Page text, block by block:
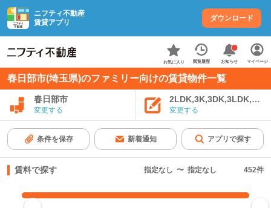
ニフティ不動産
賃貸アプリ
ダウンロード
お気に入り 閲覧履歴 お知らせ マイページ
春日部市(埼玉県)のファミリー向けの賃貸物件一覧
春日部市
変更する 変更する
条件を保存 新着通知 アプリで探す
賃料で探す 指定なし 〜 指定なし 452件